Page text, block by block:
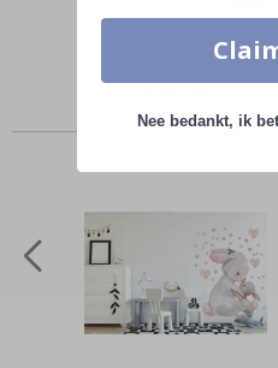
Special
€ 69,00
Anderen
Nee bedankt, ik